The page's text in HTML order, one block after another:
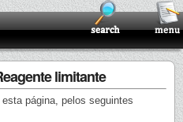
limitante
página, pelos seguintes